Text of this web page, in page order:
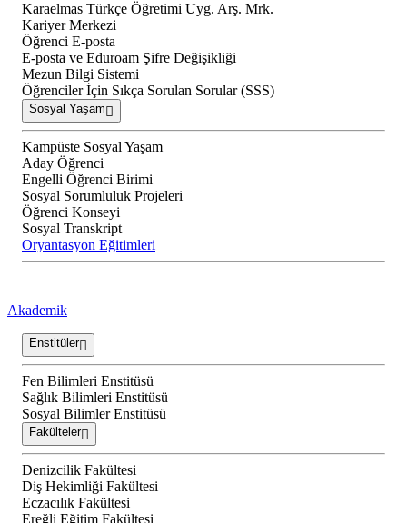
Karaelmas Türkçe Öğretimi Uyg. Arş. Mrk.
Kariyer Merkezi
Öğrenci E-posta
E-posta ve Eduroam Şifre Değişikliği
Mezun Bilgi Sistemi
Öğrenciler İçin Sıkça Sorulan Sorular (SSS)
Sosyal Yaşam
Kampüste Sosyal Yaşam
Aday Öğrenci
Engelli Öğrenci Birimi
Sosyal Sorumluluk Projeleri
Öğrenci Konseyi
Sosyal Transkript
Oryantasyon Eğitimleri
Akademik
Enstitüler
Fen Bilimleri Enstitüsü
Sağlık Bilimleri Enstitüsü
Sosyal Bilimler Enstitüsü
Fakülteler
Denizcilik Fakültesi
Diş Hekimliği Fakültesi
Eczacılık Fakültesi
Ereğli Eğitim Fakültesi